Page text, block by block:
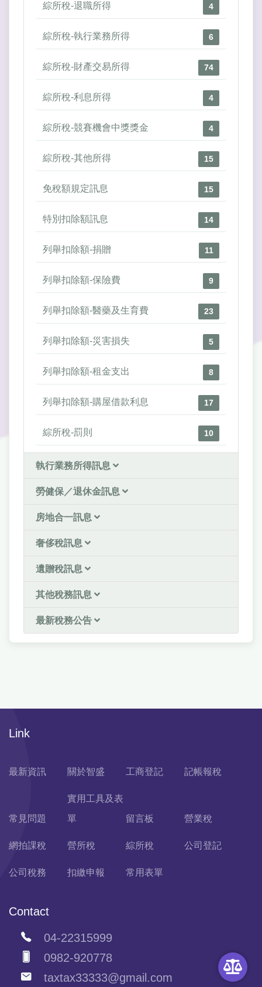
綜所稅-退職所得 4
綜所稅-執行業務所得 6
綜所稅-財產交易所得 74
綜所稅-利息所得 4
綜所稅-競賽機會中獎獎金 4
綜所稅-其他所得 15
免稅額規定訊息 15
特別扣除額訊息 14
列舉扣除額-捐贈 11
列舉扣除額-保險費 9
列舉扣除額-醫藥及生育費 23
列舉扣除額-災害損失 5
列舉扣除額-租金支出 8
列舉扣除額-購屋借款利息 17
綜所稅-罰則 10
執行業務所得訊息
勞健保／退休金訊息
房地合一訊息
奢侈稅訊息
遺贈稅訊息
其他稅務訊息
最新稅務公告
Link
最新資訊 關於智盛 工商登記 記帳報稅
常見問題
實用工具及表
單
留言板 營業稅
網拍課稅 營所稅 綜所稅 公司登記
公司稅務 扣繳申報 常用表單
Contact
04-22315999
0982-920778
taxtax33333@gmail.com